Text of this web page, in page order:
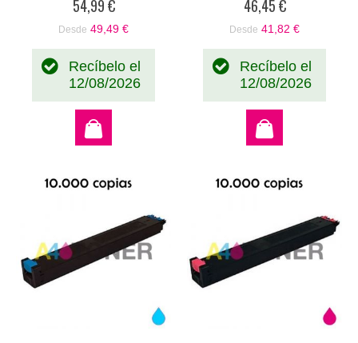
GTMA
54,99 €
Desde 49,49 €
Recíbelo el
12/08/2026
MX27GTYA
46,45 €
Desde 41,82 €
Recíbelo el
12/08/2026